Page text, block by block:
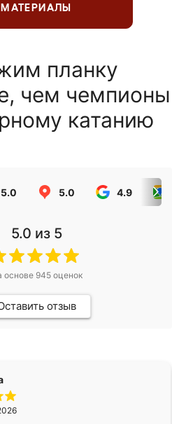
МАТЕРИАЛЫ
планку
чем чемпионы
катанию
5.0 5.0 4.9
5.0 из 5
основе 945оценок
отзыв